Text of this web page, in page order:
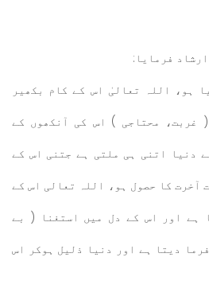
فرمایا:
ہو، اللہ تعالیٰ اس کے کام بکھیر
غربت، محتاجی ) اس کی آنکھوں کے
دنیا اتنی ہی ملتی ہے جتنی اس کے
آخرت کا حصول ہو، اللہ تعالی اس کے
ہے اور اس کے دل میں استغنا ( بے
دیتا ہے اور دنیا ذلیل ہوکر اس